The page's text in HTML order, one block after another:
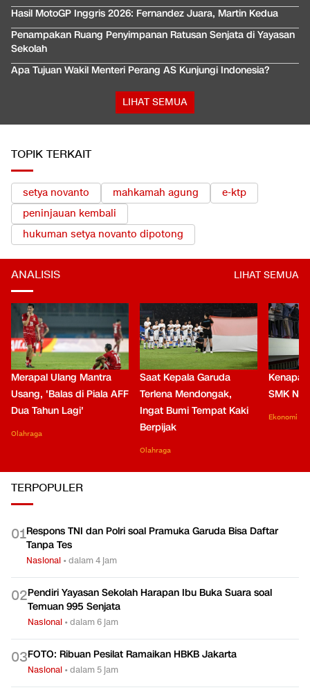
Hasil MotoGP Inggris 2026: Fernandez Juara, Martin Kedua
Penampakan Ruang Penyimpanan Ratusan Senjata di Yayasan
Sekolah
Apa Tujuan Wakil Menteri Perang AS Kunjungi Indonesia?
LIHAT SEMUA
TOPIK TERKAIT
setya novanto mahkamah agung
e-ktp
peninjauan kembali
hukuman setya novanto dipotong
ANALISIS LIHAT SEMUA
Merapal Ulang Mantra
Usang, 'Balas di Piala AFF
Dua Tahun Lagi'
Olahraga
Saat Kepala Garuda
Terlena Mendongak,
Ingat Bumi Tempat Kaki
Berpijak
Olahraga
Kenapa
SMK
Ekonomi
TERPOPULER
01Respons TNI dan Polri soal Pramuka Garuda Bisa Daftar
Tanpa Tes
Nasional •dalam 4 jam
02Pendiri Yayasan Sekolah Harapan Ibu Buka Suara soal
Temuan 995 Senjata
Nasional •dalam 6 jam
03FOTO: Ribuan Pesilat Ramaikan HBKB Jakarta
Nasional •dalam 5 jam